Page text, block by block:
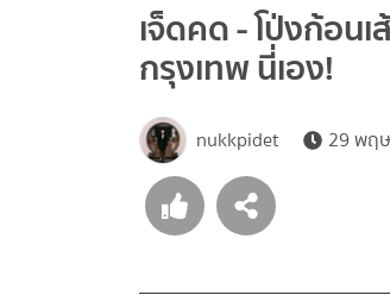
เจ็ดคด - โป่งก้อน
กรุงเทพ นี่เอง!
nukkpidet 29 พฤ